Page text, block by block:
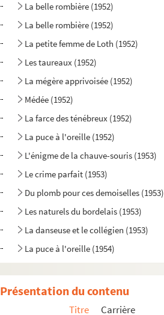
La belle rombière (1952)
La belle rombière (1952)
La petite femme de Loth (1952)
Les taureaux (1952)
La mégère apprivoisée (1952)
Médée (1952)
La farce des ténébreux (1952)
La puce à l'oreille (1952)
L'énigme de la chauve-souris (1953)
Le crime parfait (1953)
Du plomb pour ces demoiselles (1953)
Les naturels du bordelais (1953)
La danseuse et le collégien (1953)
La puce à l'oreille (1954)
Les mystères de Paris (1954)
La belle rombière (1954)
Présentation du contenu
Titre Carrière